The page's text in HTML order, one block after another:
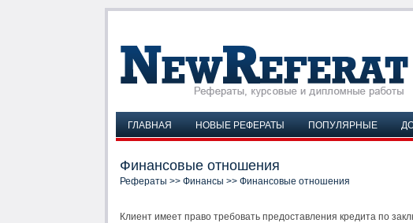
ГЛАВНАЯ НОВЫЕ РЕФЕРАТЫ ПОПУЛЯРНЫЕ
Финансовые отношения
Рефераты >> Финансы >> Финансовые отношения
Клиент имеет право требовать предоставления кредита по